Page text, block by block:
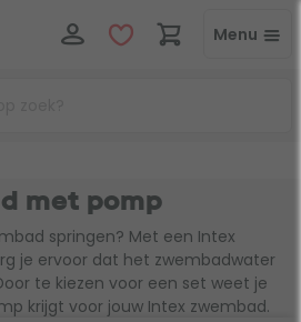
Menu
met pomp
springen? Met een Intex
je ervoor dat het zwembadwater
te kiezen voor een set weet je
krijgt voor jouw Intex zwembad.